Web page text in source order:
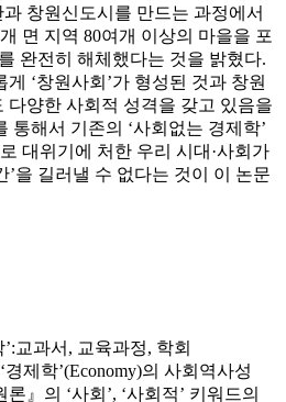
창원신도시를 만드는 과정에서
면 지역 80여개 이상의 마을을 포
완전히 해체했다는 것을 밝혔다.
‘창원사회’가 형성된 것과 창원
다양한 사회적 성격을 갖고 있음을
통해서 기존의 ‘사회없는 경제학’
대위기에 처한 우리 시대·사회가
’을 길러낼 수 없다는 것이 이 논문
교과서, 교육과정, 학회
제학’(Economy)의 사회역사성
』의 ‘사회’, ‘사회적’ 키워드의